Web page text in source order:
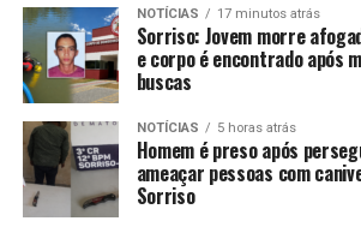
NOTÍCIAS 17 minutos atrás
Sorriso: Jovem morre
e corpo é encontrado após
buscas
NOTÍCIAS 5 horas atrás
Homem é preso após
ameaçar pessoas com
Sorriso